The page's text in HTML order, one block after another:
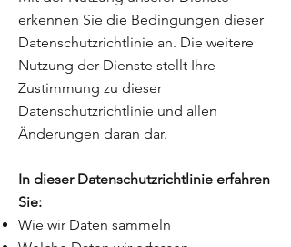
erkennen Sie die Bedingungen dieser
Datenschutzrichtlinie an. Die weitere
Nutzung der Dienste stellt Ihre
Zustimmung zu dieser
Datenschutzrichtlinie und allen
Änderungen daran dar.
In dieser Datenschutzrichtlinie erfahren
Sie:
Wie wir Daten sammeln